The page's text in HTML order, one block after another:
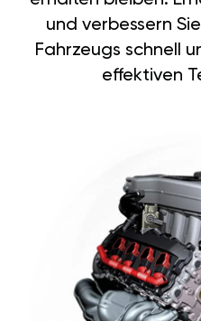
und verbessern
Fahrzeugs schnell
effektiven